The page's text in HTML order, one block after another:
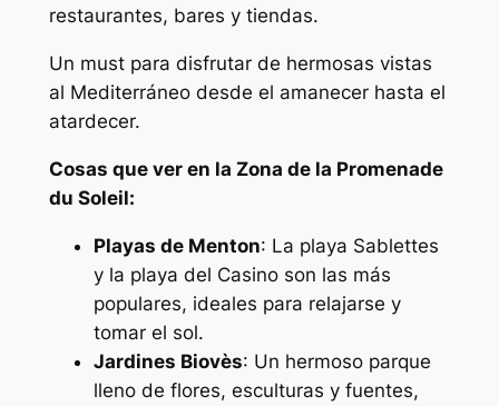
restaurantes, bares y tiendas.
Un must para disfrutar de hermosas vistas
al Mediterráneo desde el amanecer hasta el
atardecer.
Cosas que ver en la Zona de la Promenade
du Soleil:
Playas de Menton: La playa Sablettes
y la playa del Casino son las más
populares, ideales para relajarse y
tomar el sol.
Jardines Biovès: Un hermoso parque
lleno de flores, esculturas y fuentes,